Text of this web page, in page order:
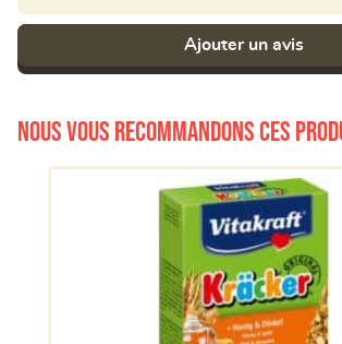
Ajouter un avis
Nous vous recommandons ces